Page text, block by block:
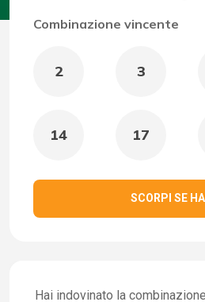
Combinazione vincente
2 3
14 17
SCORPI SE
Hai indovinato la